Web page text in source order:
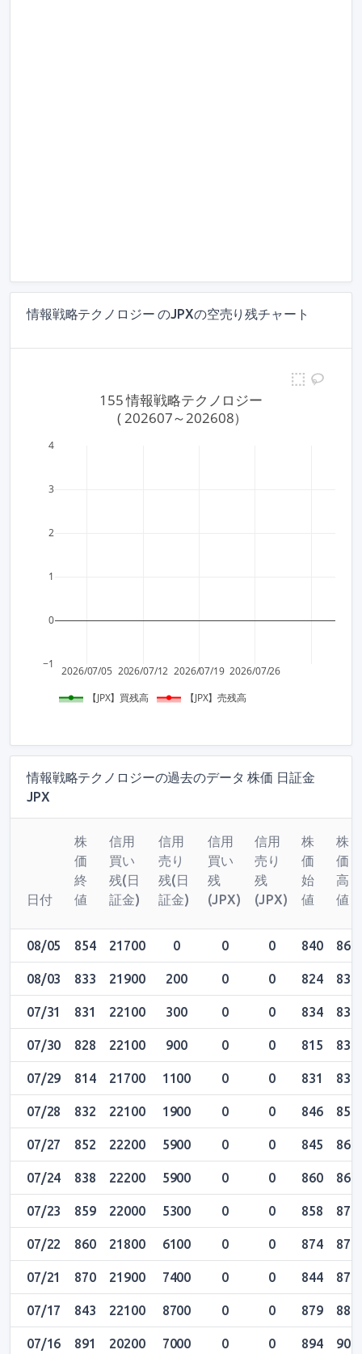
情報戦略テクノロジー のJPXの空売り残チャート
2026/07/05 2026/07/12 2026/07/19 2026/07/26
−1
0
1
2
3
4
【JPX】買残高 【JPX】売残高
155 情報戦略テクノロジー
( 202607～202608）
情報戦略テクノロジーの過去のデータ 株価 日証金
JPX
日付
株
価
終
値
信用
買い
残(日
証金)
信用
売り
残(日
証金)
信用
買い
残
(JPX)
信用
売り
残
(JPX)
株
価
始
値
株
価
高
値
08/05 854 21700 0 0 0 840 860
08/03 833 21900 200 0 0 824 836
07/31 831 22100 300 0 0 834 838
07/30 828 22100 900 0 0 815 830
07/29 814 21700 1100 0 0 831 837
07/28 832 22100 1900 0 0 846 854
07/27 852 22200 5900 0 0 845 863
07/24 838 22200 5900 0 0 860 865
07/23 859 22000 5300 0 0 858 873
07/22 860 21800 6100 0 0 874 876
07/21 870 21900 7400 0 0 844 873
07/17 843 22100 8700 0 0 879 887
07/16 891 20200 7000 0 0 894 908